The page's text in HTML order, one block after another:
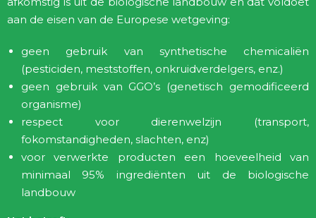
aan de eisen van de Europese wetgeving:
geen gebruik van synthetische chemicaliën
(pesticiden, meststoffen, onkruidverdelgers, enz.)
geen gebruik van GGO’s (genetisch gemodificeerd
organisme)
respect voor dierenwelzijn (transport,
fokomstandigheden, slachten, enz)
voor verwerkte producten een hoeveelheid van
minimaal 95% ingrediënten uit de biologische
landbouw